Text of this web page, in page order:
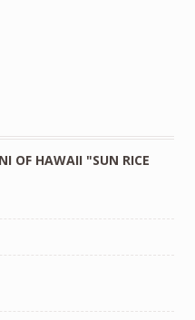
OF HAWAII "SUN RICE